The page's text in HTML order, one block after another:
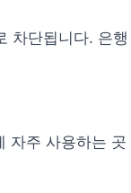
차단됩니다. 은행
자주 사용하는 곳